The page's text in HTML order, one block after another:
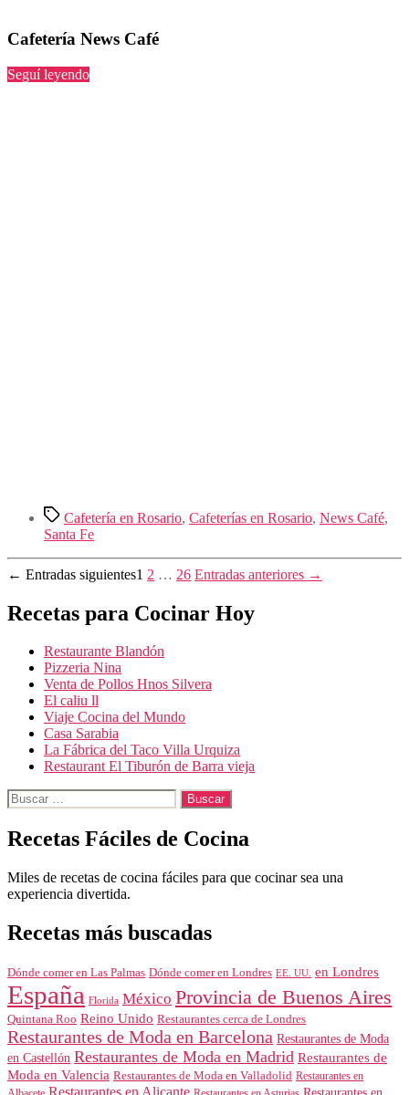
Cafetería News Café
Seguí leyendo“News
Etiquetas
Cafetería en Rosario, Cafeterías en Rosario, News Café,
Santa Fe
Paginación
de
entradas
← Entradas siguientes1 2 … 26 Entradas anteriores →
Recetas para Cocinar Hoy
Restaurante Blandón
Pizzeria Nina
Venta de Pollos Hnos Silvera
El caliu ll
Viaje Cocina del Mundo
Casa Sarabia
La Fábrica del Taco Villa Urquiza
Restaurant El Tiburón de Barra vieja
Buscar:
Recetas Fáciles de Cocina
Miles de recetas de cocina fáciles para que cocinar sea una
experiencia divertida.
Recetas más buscadas
Dónde comer en Las Palmas Dónde comer en Londres EE. UU. en Londres
España Florida México Provincia de Buenos Aires
Quintana Roo Reino Unido Restaurantes cerca de Londres
Restaurantes de Moda en Barcelona Restaurantes de Moda
en Castellón Restaurantes de Moda en Madrid Restaurantes de
Moda en Valencia Restaurantes de Moda en Valladolid Restaurantes en